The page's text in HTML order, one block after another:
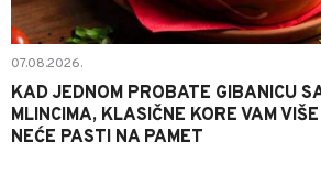
07.08.2026.
KAD JEDNOM PROBATE GIBANICU
MLINCIMA, KLASIČNE KORE VAM VIŠE
NEĆE PASTI NA PAMET